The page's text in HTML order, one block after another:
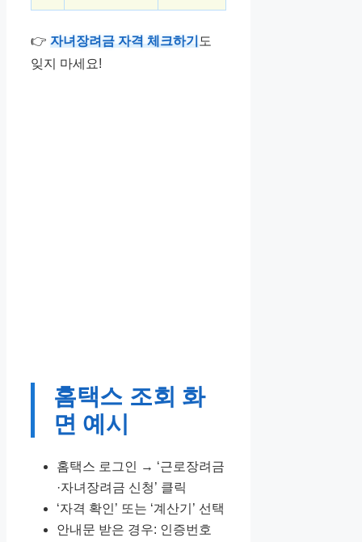
👉 자녀장려금 자격 체크하기도
잊지 마세요!
홈택스 조회 화
면 예시
홈택스 로그인 → ‘근로장려금
·자녀장려금 신청’ 클릭
‘자격 확인’ 또는 ‘계산기’ 선택
안내문 받은 경우: 인증번호